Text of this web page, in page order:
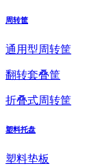
周转筐
通用型周转筐
翻转套叠筐
折叠式周转筐
塑料托盘
塑料垫板